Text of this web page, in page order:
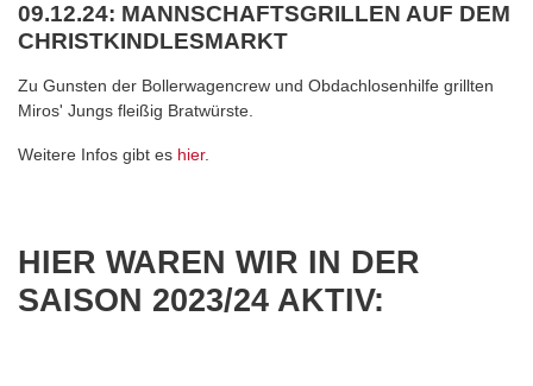
09.12.24: MANNSCHAFTSGRILLEN AUF DEM
CHRISTKINDLESMARKT
Zu Gunsten der Bollerwagencrew und Obdachlosenhilfe grillten
Miros' Jungs fleißig Bratwürste.
Weitere Infos gibt es hier.
HIER WAREN WIR IN DER
SAISON 2023/24 AKTIV: